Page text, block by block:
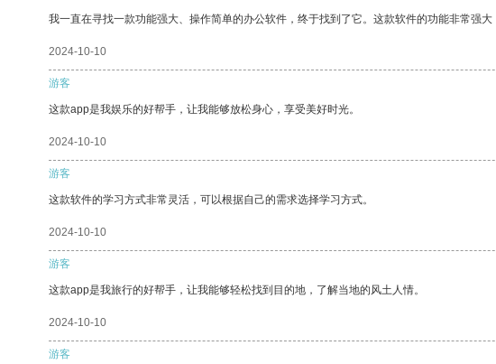
我一直在寻找一款功能强大、操作简单的办公软件，终于找到了它。这款软件的功能非常强
2024-10-10
游客
这款app是我娱乐的好帮手，让我能够放松身心，享受美好时光。
2024-10-10
游客
这款软件的学习方式非常灵活，可以根据自己的需求选择学习方式。
2024-10-10
游客
这款app是我旅行的好帮手，让我能够轻松找到目的地，了解当地的风土人情。
2024-10-10
游客